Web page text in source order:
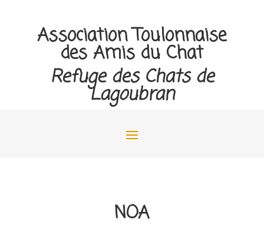
Association Toulonnaise
des Amis du Chat
Refuge des Chats de
Lagoubran
NOA